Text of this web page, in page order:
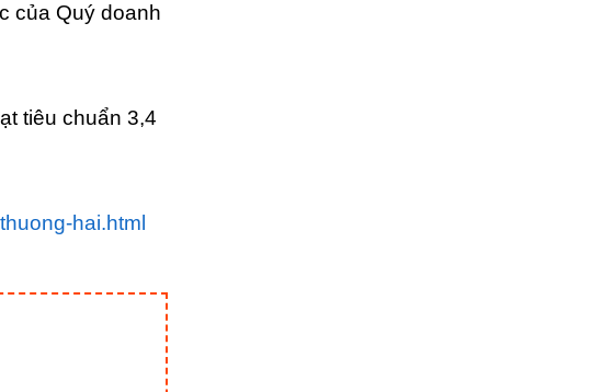
của Quý doanh
tiêu chuẩn 3,4
hai.html